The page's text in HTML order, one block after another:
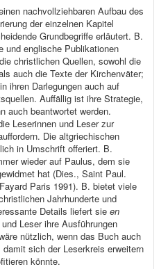
nachvollziehbaren Aufbau des
der einzelnen Kapitel
Grundbegriffe erläutert. B.
und englische Publikationen
christlichen Quellen, sowohl die
auch die Texte der Kirchenväter;
ihren Darlegungen auch auf
Auffällig ist ihre Strategie,
auch beantwortet werden.
Leserinnen und Leser zur
Die altgriechischen
in Umschrift offeriert. B.
wieder auf Paulus, dem sie
hat (Dies., Saint Paul.
Paris 1991). B. bietet viele
Jahrhunderte und
Details liefert sie en
Leser ihre Ausführungen
nützlich, wenn das Buch auch
sich der Leserkreis erweitern
könnte.